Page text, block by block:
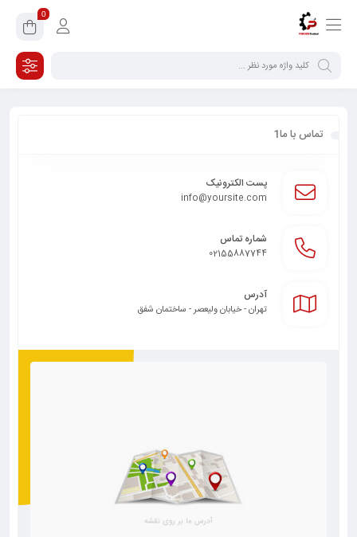
0
تماس با ما1
پست الکترونیک
info@yoursite.com
شماره تماس
02155887744
آدرس
تهران - خیابان ولیعصر - ساختمان شفق